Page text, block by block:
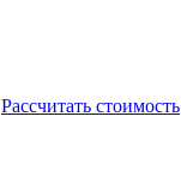
Рассчитать стоимость